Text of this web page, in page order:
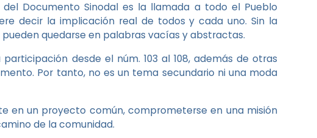
Documento Sinodal es la llamada a todo el Pueblo
decir la implicación real de todos y cada uno. Sin la
quedarse en palabras vacías y abstractas.
desde el núm. 103 al 108, además de otras
Por tanto, no es un tema secundario ni una moda
en un proyecto común, comprometerse en una misión
de la comunidad.